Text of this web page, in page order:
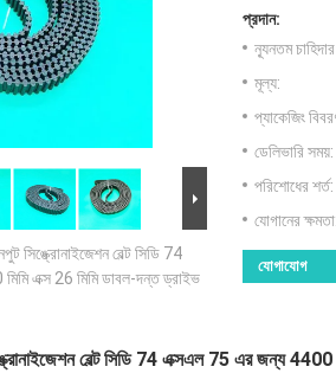
সিঙ্ক্রোনাইজেশন বেল্ট সিডি 74
এক্স 26 মিমি ডাবল-দন্ত ড্রাইভ
প্রদান:
ন্যূনতম
মূল্য:
প্যাকেজিং
ডেলিভারি সময়:
পরিশোধের শর্ত:
যোগানের ক্ষমতা:
যোগাযোগ
বেল্ট সিডি 74 এক্সএল 75 এর জন্য 4400